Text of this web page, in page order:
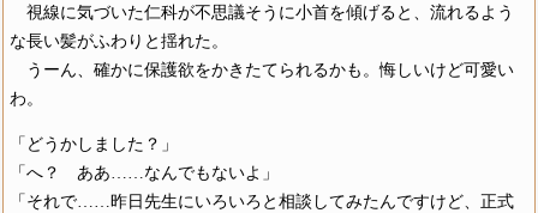
視線に気づいた仁科が不思議そうに小首を傾げると、流れるよう
な長い髪がふわりと揺れた。
うーん、確かに保護欲をかきたてられるかも。悔しいけど可愛い
わ。
「どうかしました？」
「へ？ ああ……なんでもないよ」
「それで……昨日先生にいろいろと相談してみたんですけど、正式